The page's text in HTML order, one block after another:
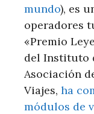
mundo), es
operadores
«Premio
del Instituto
Asociación
Viajes, ha
módulos de